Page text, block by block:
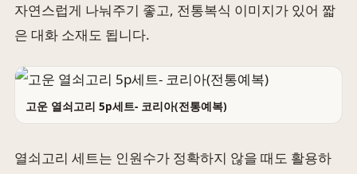
자연스럽게 나눠주기 좋고, 전통복식 이미지가 있어 짧
은 대화 소재도 됩니다.
고운 열쇠고리 5p세트- 코리아(전통예복)
열쇠고리 세트는 인원수가 정확하지 않을 때도 활용하